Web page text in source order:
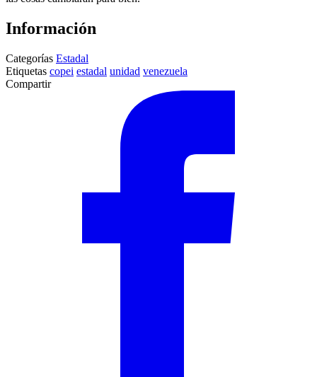
Información
Categorías Estadal
Etiquetas copei estadal unidad venezuela
Compartir